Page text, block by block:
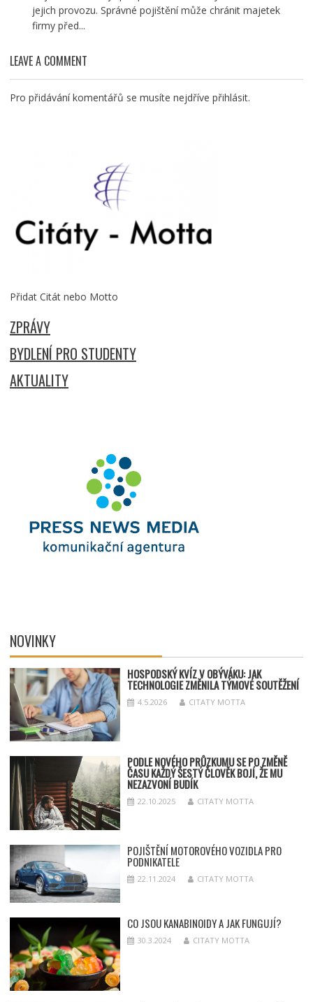
jejich provozu. Správné pojištění může chránit majetek
firmy před...
LEAVE A COMMENT
Pro přidávání komentářů se musíte nejdříve přihlásit.
Přidat Citát nebo Motto
ZPRÁVY
BYDLENÍ PRO STUDENTY
AKTUALITY
NOVINKY
HOSPODSKÝKVÍZ V OBÝVÁKU: JAK
TECHNOLOGIE ZMĚNILA TÝMOVÉ SOUTĚŽENÍ
4.5.2026 CITATY MOTTA
PODLE NOVÉHO PRŮZKUMU SE PO ZMĚNĚ
ČASU KAŽDÝ ŠESTÝ ČLOVĚK BOJÍ, ŽE MU
NEZAZVONÍ BUDÍK
22.10.2025 CITATY MOTTA
POJIŠTĚNÍ MOTOROVÉHO VOZIDLA PRO
PODNIKATELE
22.11.2024 CITATY MOTTA
CO JSOU KANABINOIDY A JAK FUNGUJÍ?
30.3.2024 CITATY MOTTA